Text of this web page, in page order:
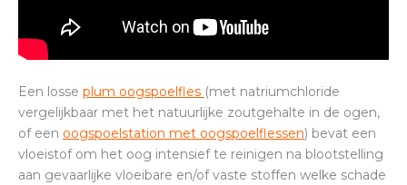
Een losse plum oogspoelfles (met natriumchloride
vergelijkbaar met het natuurlijke zoutgehalte in de ogen,
of een oogspoelstation met oogspoelflessen) bevat een
vloeistof om het oog intensief te reinigen na blootstelling
aan gevaarlijke vloeibare en/of vaste stoffen welke schade